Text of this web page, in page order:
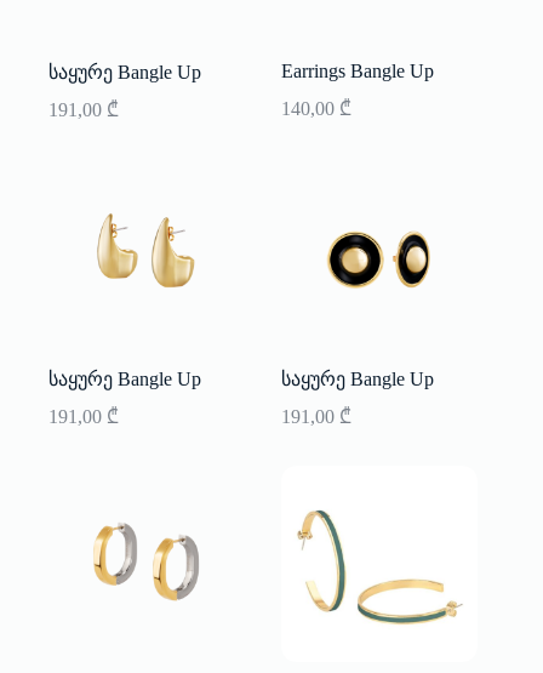
საყურე Bangle Up
191,00 ₾
Earrings Bangle Up
140,00 ₾
საყურე Bangle Up
191,00 ₾
საყურე Bangle Up
191,00 ₾